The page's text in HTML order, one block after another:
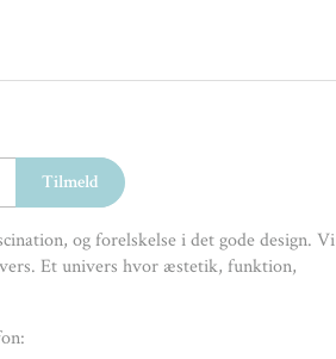
og forelskelse i det gode design. Vi
Et univers hvor æstetik, funktion,